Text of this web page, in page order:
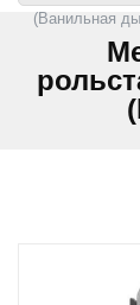
(Ванильная